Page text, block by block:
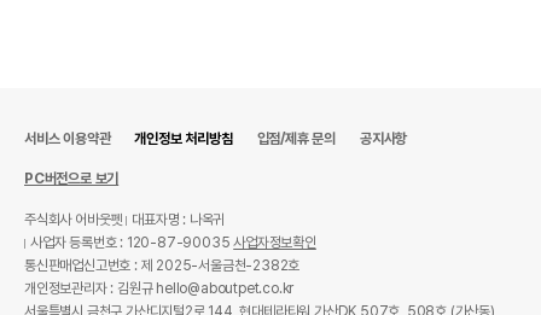
서비스 이용약관 개인정보 처리방침 입점/제휴 문의 공지사항
PC버전으로 보기
주식회사 어바웃펫
대표자명 : 나옥귀
사업자 등록번호 : 120-87-90035사업자정보확인
통신판매업신고번호 : 제 2025-서울금천-2382호
개인정보관리자 : 김원규 hello@aboutpet.co.kr
서울특별시 금천구 가산디지털2로 144, 현대테라타워 가산DK 507호, 508호 (가산동)